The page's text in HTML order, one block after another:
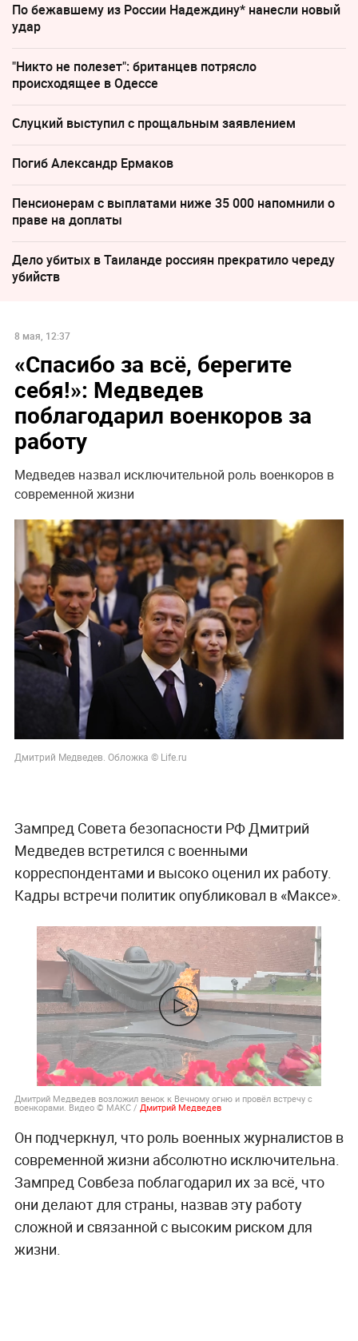
По бежавшему из России Надеждину* нанесли новый
удар
"Никто не полезет": британцев потрясло
происходящее в Одессе
Слуцкий выступил с прощальным заявлением
Погиб Александр Ермаков
Пенсионерам с выплатами ниже 35 000 напомнили о
праве на доплаты
Дело убитых в Таиланде россиян прекратило череду
убийств
8 мая, 12:37
«Спасибо за всё, берегите
себя!»: Медведев
поблагодарил военкоров за
работу
Медведев назвал исключительной роль военкоров в
современной жизни
Дмитрий Медведев. Обложка © Life.ru
Зампред Совета безопасности РФ Дмитрий
Медведев встретился с военными
корреспондентами и высоко оценил их работу.
Кадры встречи политик опубликовал в «Максе».
Дмитрий Медведев возложил венок к Вечному огню и провёл встречу с
военкорами. Видео © МАКС / Дмитрий Медведев
Он подчеркнул, что роль военных журналистов в
современной жизни абсолютно исключительна.
Зампред Совбеза поблагодарил их за всё, что
они делают для страны, назвав эту работу
сложной и связанной с высоким риском для
жизни.